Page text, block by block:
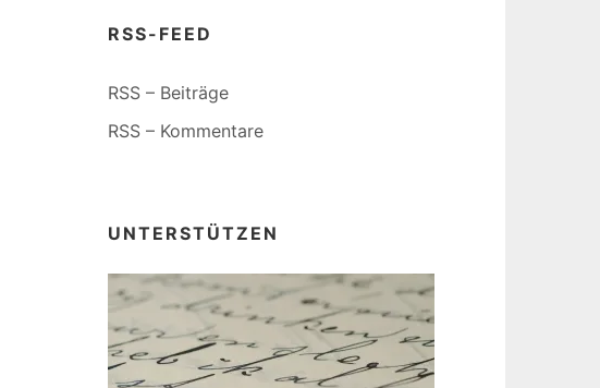
RSS-FEED
RSS – Beiträge
RSS – Kommentare
UNTERSTÜTZEN